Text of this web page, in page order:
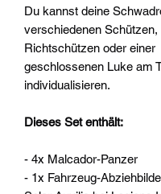
Du kannst deine
verschiedenen Schützen,
Richtschützen oder einer
geschlossenen Luke am
individualisieren.
Dieses Set enthält:
- 4x Malcador-Panzer
- 1x Fahrzeug-